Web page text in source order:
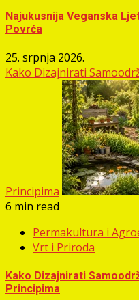
Najukusnija Veganska
Povrća
25. srpnja 2026.
Kako Dizajnirati
Principima
6 min read
Permakultura i
Vrt i Priroda
Kako Dizajnirati
Principima